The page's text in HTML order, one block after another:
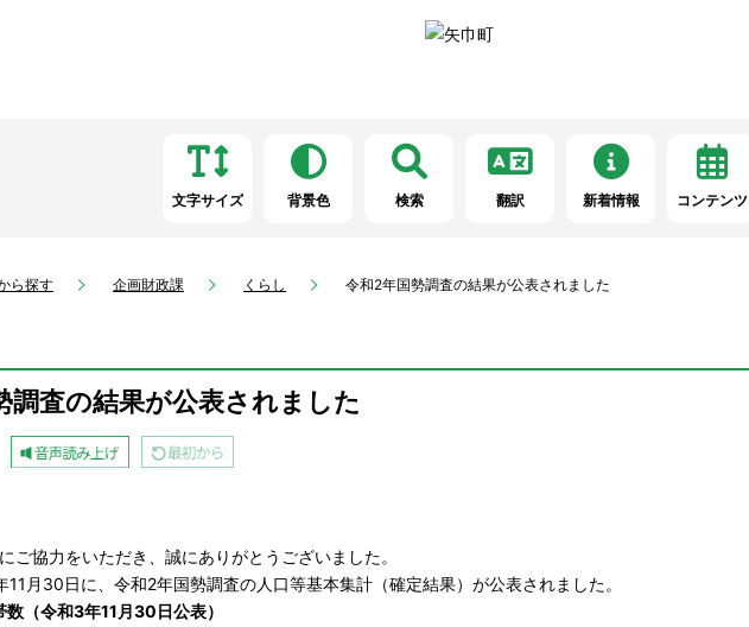
文字サイズ 背景色 検索 翻訳 新着情報 コンテンツ
ら探す 企画財政課 くらし 令和2年国勢調査の結果が公表されました
調査の結果が公表されました
ご協力をいただき、誠にありがとうございました。
11月30日に、令和2年国勢調査の人口等基本集計（確定結果）が公表されました。
（令和3年11月30日公表）